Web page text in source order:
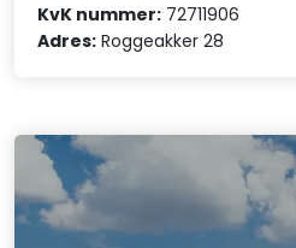
KvK nummer: 72711906
Adres: Roggeakker 28